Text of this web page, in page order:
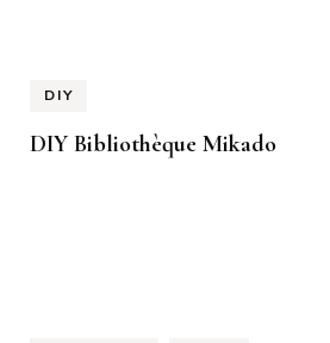
DIY
DIY Bibliothèque Mikado